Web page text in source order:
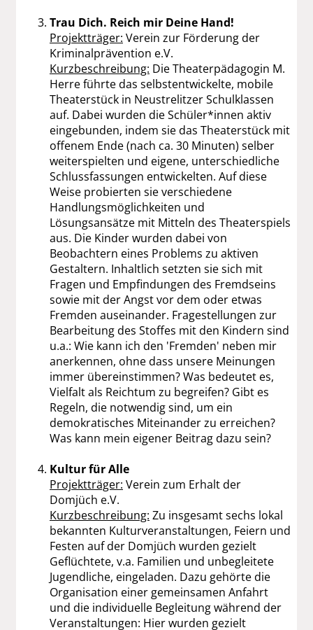
Trau Dich. Reich mir Deine Hand!
Projektträger: Verein zur Förderung der
Kriminalprävention e.V.
Kurzbeschreibung: Die Theaterpädagogin M.
Herre führte das selbstentwickelte, mobile
Theaterstück in Neustrelitzer Schulklassen
auf. Dabei wurden die Schüler*innen aktiv
eingebunden, indem sie das Theaterstück mit
offenem Ende (nach ca. 30 Minuten) selber
weiterspielten und eigene, unterschiedliche
Schlussfassungen entwickelten. Auf diese
Weise probierten sie verschiedene
Handlungsmöglichkeiten und
Lösungsansätze mit Mitteln des Theaterspiels
aus. Die Kinder wurden dabei von
Beobachtern eines Problems zu aktiven
Gestaltern. Inhaltlich setzten sie sich mit
Fragen und Empfindungen des Fremdseins
sowie mit der Angst vor dem oder etwas
Fremden auseinander. Fragestellungen zur
Bearbeitung des Stoffes mit den Kindern sind
u.a.: Wie kann ich den 'Fremden' neben mir
anerkennen, ohne dass unsere Meinungen
immer übereinstimmen? Was bedeutet es,
Vielfalt als Reichtum zu begreifen? Gibt es
Regeln, die notwendig sind, um ein
demokratisches Miteinander zu erreichen?
Was kann mein eigener Beitrag dazu sein?
Kultur für Alle
Projektträger: Verein zum Erhalt der
Domjüch e.V.
Kurzbeschreibung: Zu insgesamt sechs lokal
bekannten Kulturveranstaltungen, Feiern und
Festen auf der Domjüch wurden gezielt
Geflüchtete, v.a. Familien und unbegleitete
Jugendliche, eingeladen. Dazu gehörte die
Organisation einer gemeinsamen Anfahrt
und die individuelle Begleitung während der
Veranstaltungen: Hier wurden gezielt